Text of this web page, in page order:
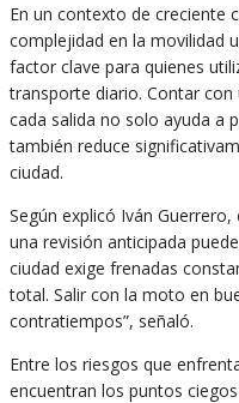
En un contexto de creciente
complejidad en la movilidad
factor clave para quienes
transporte diario. Contar con
cada salida no solo ayuda a
también reduce
ciudad.
Según explicó Iván
una revisión anticipada
ciudad exige frenadas
total. Salir con la moto en
contratiempos”, señaló.
Entre los riesgos que
encuentran los puntos